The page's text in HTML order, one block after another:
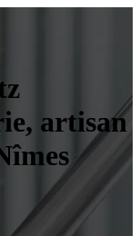
artisan